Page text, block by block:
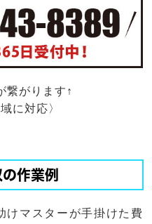
繋がります↑
に対応〉
作業例
けマスターが手掛けた費